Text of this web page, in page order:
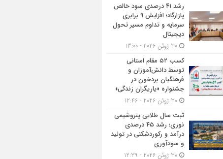
رشد ۴۱ درصدی سود خالص
پازارگاد؛ افزایش ۹ برابری
سرمایه و تداوم مسیر تحول
دیجیتال
کسب ۵۲ مقام استانی
توسط دانش‌آموزان و
فرهنگیان بردخون در
جشنواره «یاریگران زندگی»
ثبت سال طلایی پتروشیمی
نوری؛ رشد ۴۵ درصدی
درآمد و رکوردشکنی در تولید
و سودآوری